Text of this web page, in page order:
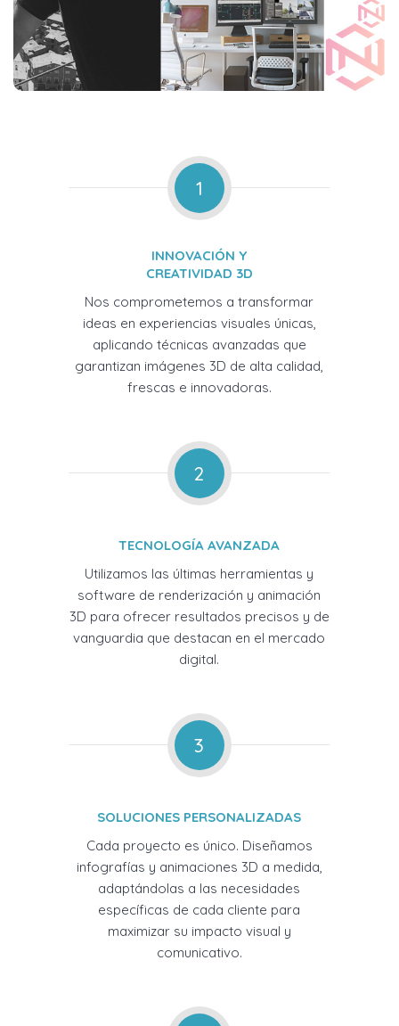
1
INNOVACIÓN Y
CREATIVIDAD 3D
Nos comprometemos a transformar
ideas en experiencias visuales únicas,
aplicando técnicas avanzadas que
garantizan imágenes 3D de alta calidad,
frescas e innovadoras.
2
TECNOLOGÍA AVANZADA
Utilizamos las últimas herramientas y
software de renderización y animación
3D para ofrecer resultados precisos y de
vanguardia que destacan en el mercado
digital.
3
SOLUCIONES PERSONALIZADAS
Cada proyecto es único. Diseñamos
infografías y animaciones 3D a medida,
adaptándolas a las necesidades
específicas de cada cliente para
maximizar su impacto visual y
comunicativo.